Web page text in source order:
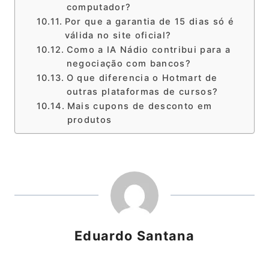
computador?
Por que a garantia de 15 dias só é
válida no site oficial?
Como a IA Nádio contribui para a
negociação com bancos?
O que diferencia o Hotmart de
outras plataformas de cursos?
Mais cupons de desconto em
produtos
Eduardo Santana